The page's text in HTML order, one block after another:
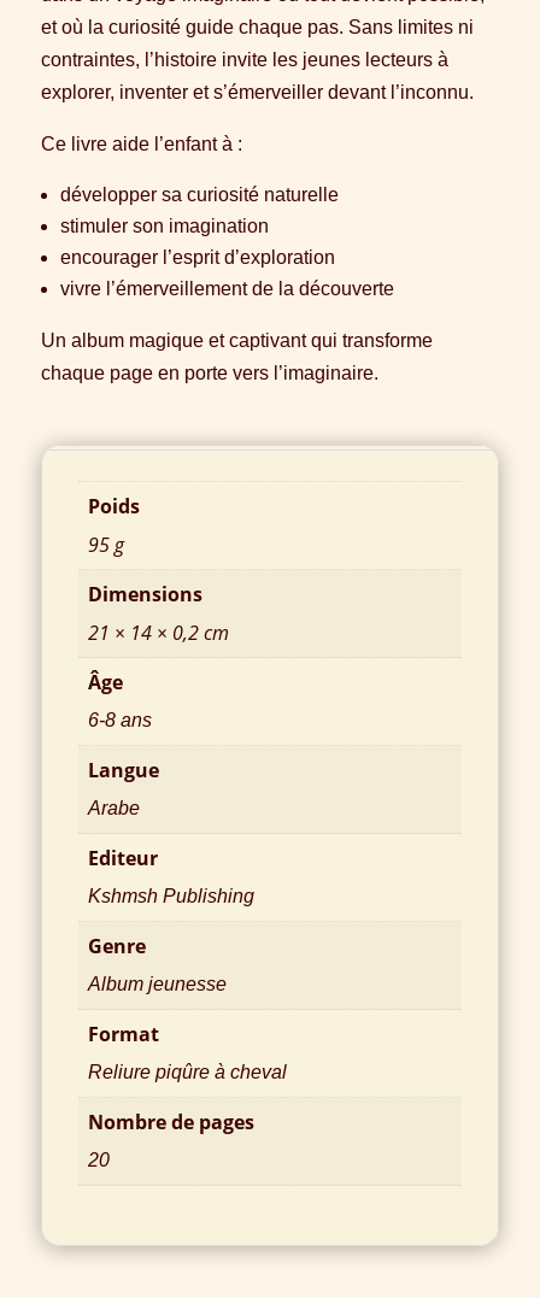
et où la curiosité guide chaque pas. Sans limites ni
contraintes, l’histoire invite les jeunes lecteurs à
explorer, inventer et s’émerveiller devant l’inconnu.
Ce livre aide l’enfant à :
développer sa curiosité naturelle
stimuler son imagination
encourager l’esprit d’exploration
vivre l’émerveillement de la découverte
Un album magique et captivant qui transforme
chaque page en porte vers l’imaginaire.
Poids
95 g
Dimensions
21 × 14 × 0,2 cm
Âge
6-8 ans
Langue
Arabe
Editeur
Kshmsh Publishing
Genre
Album jeunesse
Format
Reliure piqûre à cheval
Nombre de pages
20